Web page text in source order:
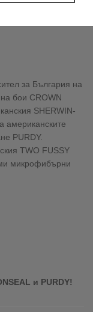
за България на
бои CROWN
SHERWIN-
американските
PURDY.
TWO FUSSY
микрофибърни
и PURDY!